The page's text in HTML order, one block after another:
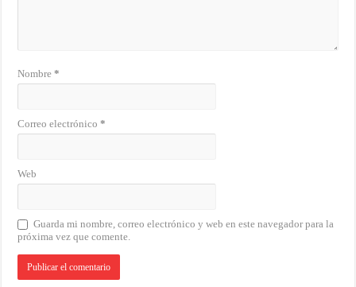
Nombre*
Correo electrónico*
Web
Guarda mi nombre, correo electrónico y web en este navegador para la
próxima vez que comente.